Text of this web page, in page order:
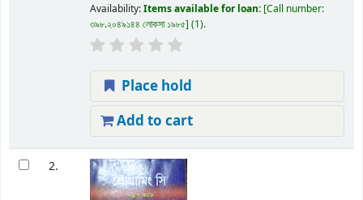
Availability:Items available for loan: Call number:
৩৯৮.২০৪৯১৪৪ লোকসা ১৯৮৫ (1).
Place hold
Add to cart
2.